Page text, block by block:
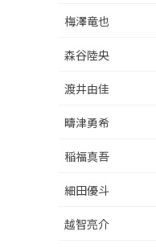
梅澤竜也
森谷陸央
渡井由佳
疇津勇希
稲福真吾
細田優斗
越智亮介